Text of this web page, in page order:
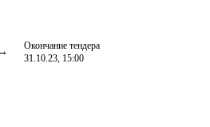
Окончание тендера
31.10.23, 15:00